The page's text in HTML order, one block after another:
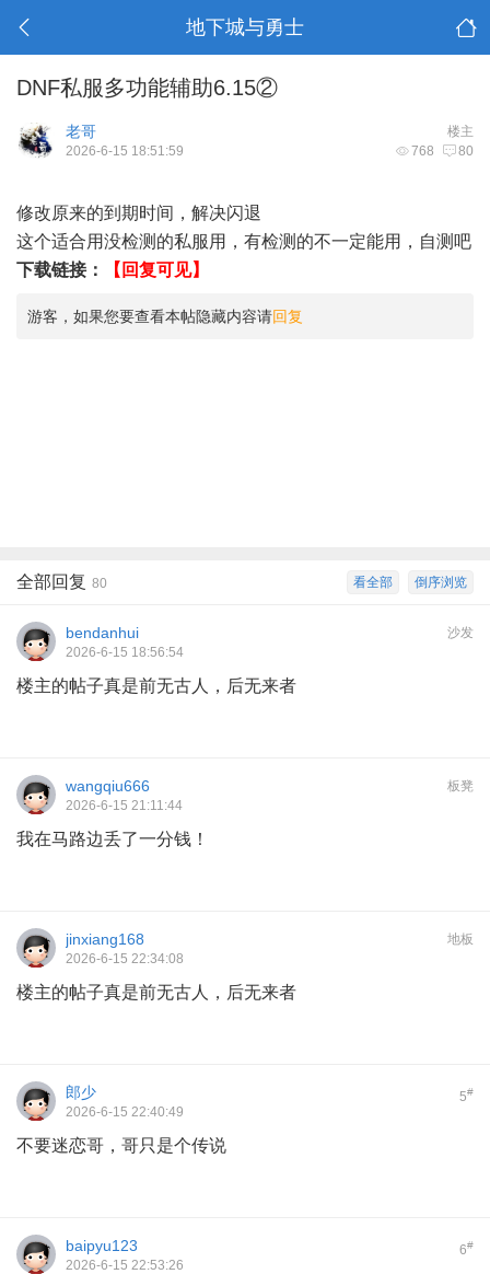
地下城与勇士
DNF私服多功能辅助6.15②
楼主
老哥
768 80
2026-6-15 18:51:59
修改原来的到期时间，解决闪退
这个适合用没检测的私服用，有检测的不一定能用，自测吧
下载链接：
【回复可见】
游客，如果您要查看本帖隐藏内容请回复
倒序浏览
看全部
全部回复 80
沙发
bendanhui
2026-6-15 18:56:54
楼主的帖子真是前无古人，后无来者
板凳
wangqiu666
2026-6-15 21:11:44
我在马路边丢了一分钱！
地板
jinxiang168
2026-6-15 22:34:08
楼主的帖子真是前无古人，后无来者
5#
郎少
2026-6-15 22:40:49
不要迷恋哥，哥只是个传说
6#
baipyu123
2026-6-15 22:53:26